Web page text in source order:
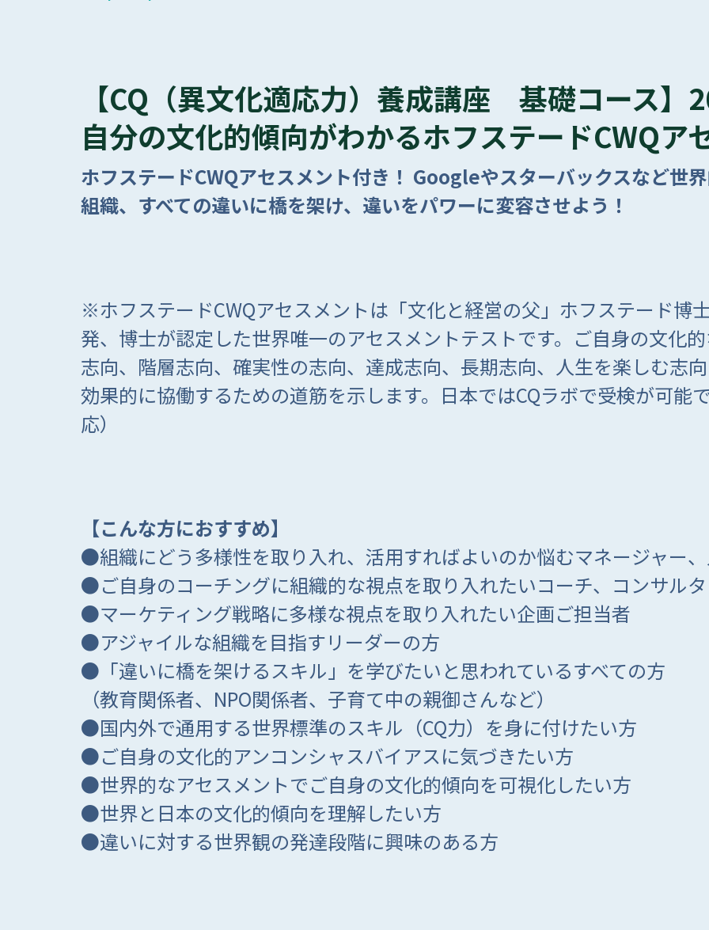
【CQ（異文化適応力）養成講座 基礎コース】
自分の文化的傾向がわかるホフステードCWQア
ホフステードCWQアセスメント付き！ Googleやスターバックスなど世
組織、すべての違いに橋を架け、違いをパワーに変容させよう！
※ホフステードCWQアセスメントは「文化と経営の父」ホフステード博
発、博士が認定した世界唯一のアセスメントテストです。ご自身の文化
志向、階層志向、確実性の志向、達成志向、長期志向、人生を楽しむ志
効果的に協働するための道筋を示します。日本ではCQラボで受検が可能
応）
【こんな方におすすめ】
●組織にどう多様性を取り入れ、活用すればよいのか悩むマネージャー
●ご自身のコーチングに組織的な視点を取り入れたいコーチ、コンサル
●マーケティング戦略に多様な視点を取り入れたい企画ご担当者
●アジャイルな組織を目指すリーダーの方
●「違いに橋を架けるスキル」を学びたいと思われているすべての方
（教育関係者、NPO関係者、子育て中の親御さんなど）
●国内外で通用する世界標準のスキル（CQ力）を身に付けたい方
●ご自身の文化的アンコンシャスバイアスに気づきたい方
●世界的なアセスメントでご自身の文化的傾向を可視化したい方
●世界と日本の文化的傾向を理解したい方
●違いに対する世界観の発達段階に興味のある方